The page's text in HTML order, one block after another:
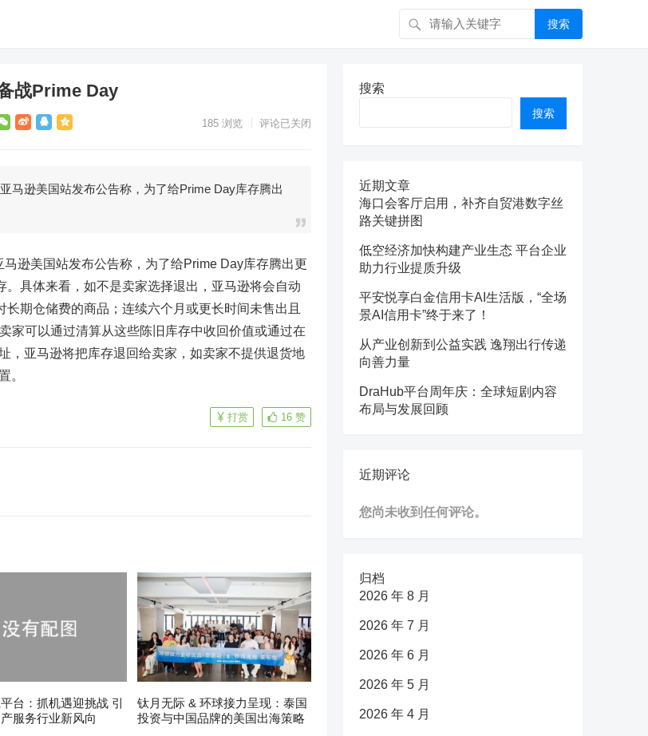
搜索
战Prime Day
185 浏览 评论已关闭
马逊美国站发布公告称，为了给Prime Day库存腾出
逊美国站发布公告称，为了给Prime Day库存腾出更
具体来看，如不是卖家选择退出，亚马逊将会自动
期仓储费的商品；连续六个月或更长时间未售出且
家可以通过清算从这些陈旧库存中收回价值或通过在
，亚马逊将把库存退回给卖家，如卖家不提供退货地
。
16 赞
打赏
台：抓机遇迎挑战 引
服务行业新风向
钛月无际 & 环球接力呈现：泰国
投资与中国品牌的美国出海策略
搜索
搜索
近期文章
海口会客厅启用，补齐自贸港数字丝
路关键拼图
低空经济加快构建产业生态 平台企业
助力行业提质升级
平安悦享白金信用卡AI生活版，“全场
景AI信用卡”终于来了！
从产业创新到公益实践 逸翔出行传递
向善力量
DraHub平台周年庆：全球短剧内容
布局与发展回顾
近期评论
您尚未收到任何评论。
归档
2026 年 8 月
2026 年 7 月
2026 年 6 月
2026 年 5 月
2026 年 4 月